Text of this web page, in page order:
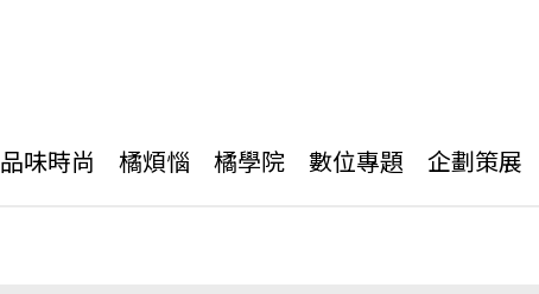
品味時尚 橘煩惱 橘學院 數位專題 企劃策展